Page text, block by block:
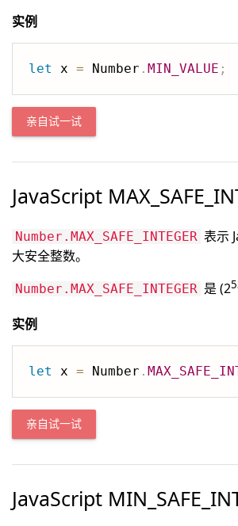
实例
let x = Number . MIN_VALUE ;
亲自试一试
JavaScript
Number.MAX_SAFE_INTEGER 表示
大安全整数。
Number.MAX_SAFE_INTEGER 是 (2
实例
let x = Number .
亲自试一试
JavaScript